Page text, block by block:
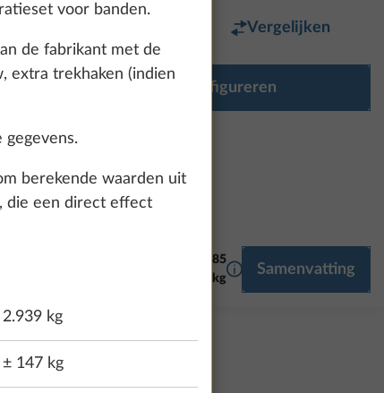
Vergelijken
Uitrusting configureren
€ 86.385
139,0 kg
Meer informatie
Samenvatting
voor banden.
de fabrikant met de
extra trekhaken (indien
berekende waarden uit
die een direct effect
2.939 kg
± 147 kg